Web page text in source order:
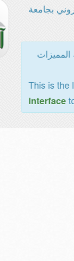
بجامعة
This is the
interface